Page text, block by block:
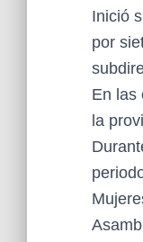
Inició
por
En las
la